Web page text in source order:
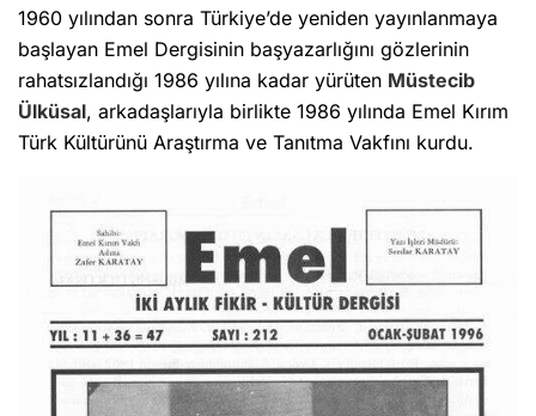
1960 yılından sonra Türkiye’de yeniden yayınlanmaya
başlayan Emel Dergisinin başyazarlığını gözlerinin
rahatsızlandığı 1986 yılına kadar yürüten Müstecib
Ülküsal, arkadaşlarıyla birlikte 1986 yılında Emel Kırım
Türk Kültürünü Araştırma ve Tanıtma Vakfını kurdu.